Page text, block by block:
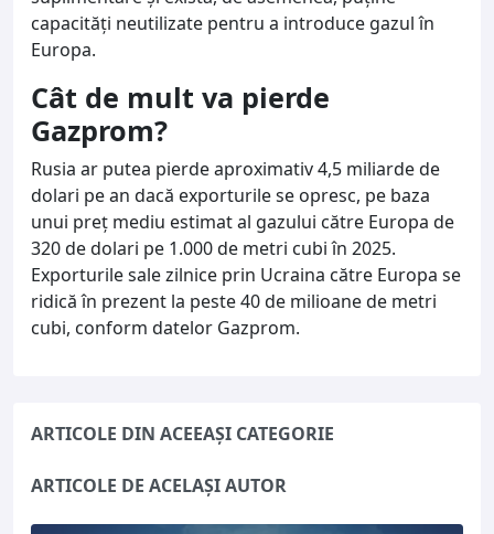
capacităţi neutilizate pentru a introduce gazul în
Europa.
Cât de mult va pierde
Gazprom?
Rusia ar putea pierde aproximativ 4,5 miliarde de
dolari pe an dacă exporturile se opresc, pe baza
unui preţ mediu estimat al gazului către Europa de
320 de dolari pe 1.000 de metri cubi în 2025.
Exporturile sale zilnice prin Ucraina către Europa se
ridică în prezent la peste 40 de milioane de metri
cubi, conform datelor Gazprom.
ARTICOLE DIN ACEEAȘI CATEGORIE
ARTICOLE DE ACELAȘI AUTOR